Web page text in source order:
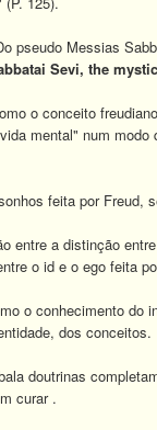
pseudo Messias
Sevi, the
o conceito
mental" num
feita por Freud,
entre a distinção
o id e o ego feita
o conhecimento do
dos conceitos.
doutrinas
curar .